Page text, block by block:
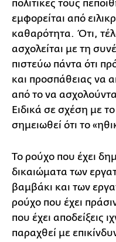
πολιτικές τους
εμφορείται από
καθαρότητα. Ότι,
ασχολείται με τη
πιστεύω πάντα ότι
και προσπάθειας να
από το να
Ειδικά σε σχέση με
σημειωθεί ότι το
Το ρούχο που έχει
δικαιώματα των
βαμβάκι και των
ρούχο που έχει
που έχει αποδείξεις
παραχθεί με